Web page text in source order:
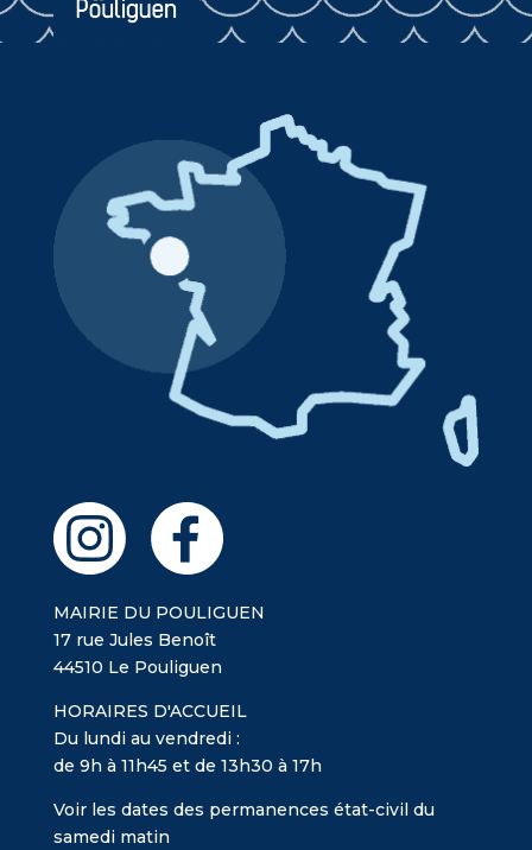
MAIRIE DU POULIGUEN
17 rue Jules Benoît
44510 Le Pouliguen
HORAIRES D'ACCUEIL
Du lundi au vendredi :
de 9h à 11h45 et de 13h30 à 17h
Voir les dates des permanences état-civil du
samedi matin